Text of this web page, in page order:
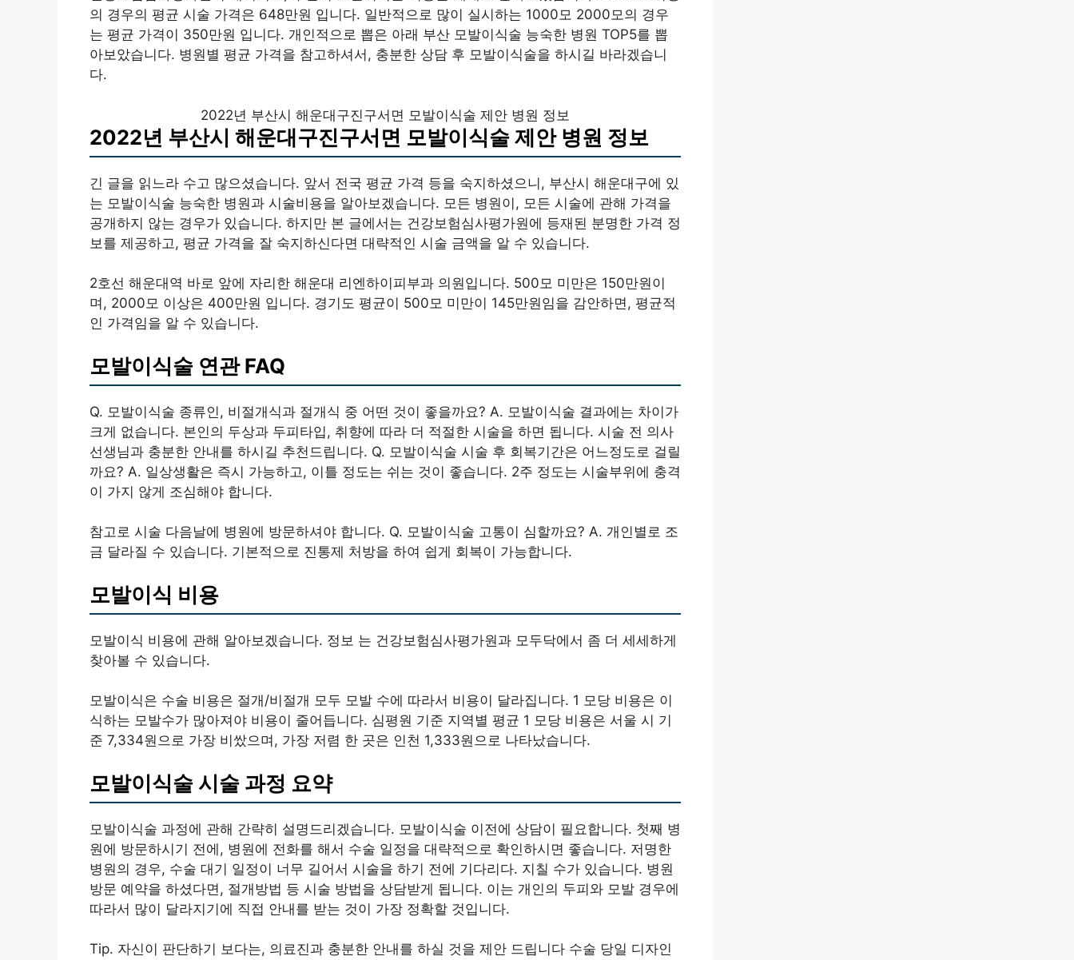
의 경우의 평균 시술 가격은 648만원 입니다. 일반적으로 많이 실시하는 1000모 2000모의 경우
는 평균 가격이 350만원 입니다. 개인적으로 뽑은 아래 부산 모발이식술 능숙한 병원 TOP5를 뽑
아보았습니다. 병원별 평균 가격을 참고하셔서, 충분한 상담 후 모발이식술을 하시길 바라겠습니
다.
2022년 부산시 해운대구진구서면 모발이식술 제안 병원 정보
2022년 부산시 해운대구진구서면 모발이식술 제안 병원 정보
긴 글을 읽느라 수고 많으셨습니다. 앞서 전국 평균 가격 등을 숙지하셨으니, 부산시 해운대구에 있
는 모발이식술 능숙한 병원과 시술비용을 알아보겠습니다. 모든 병원이, 모든 시술에 관해 가격을
공개하지 않는 경우가 있습니다. 하지만 본 글에서는 건강보험심사평가원에 등재된 분명한 가격 정
보를 제공하고, 평균 가격을 잘 숙지하신다면 대략적인 시술 금액을 알 수 있습니다.
2호선 해운대역 바로 앞에 자리한 해운대 리엔하이피부과 의원입니다. 500모 미만은 150만원이
며, 2000모 이상은 400만원 입니다. 경기도 평균이 500모 미만이 145만원임을 감안하면, 평균적
인 가격임을 알 수 있습니다.
모발이식술 연관 FAQ
Q. 모발이식술 종류인, 비절개식과 절개식 중 어떤 것이 좋을까요? A. 모발이식술 결과에는 차이가
크게 없습니다. 본인의 두상과 두피타입, 취향에 따라 더 적절한 시술을 하면 됩니다. 시술 전 의사
선생님과 충분한 안내를 하시길 추천드립니다. Q. 모발이식술 시술 후 회복기간은 어느정도로 걸릴
까요? A. 일상생활은 즉시 가능하고, 이틀 정도는 쉬는 것이 좋습니다. 2주 정도는 시술부위에 충격
이 가지 않게 조심해야 합니다.
참고로 시술 다음날에 병원에 방문하셔야 합니다. Q. 모발이식술 고통이 심할까요? A. 개인별로 조
금 달라질 수 있습니다. 기본적으로 진통제 처방을 하여 쉽게 회복이 가능합니다.
모발이식 비용
모발이식 비용에 관해 알아보겠습니다. 정보 는 건강보험심사평가원과 모두닥에서 좀 더 세세하게
찾아볼 수 있습니다.
모발이식은 수술 비용은 절개/비절개 모두 모발 수에 따라서 비용이 달라집니다. 1 모당 비용은 이
식하는 모발수가 많아져야 비용이 줄어듭니다. 심평원 기준 지역별 평균 1 모당 비용은 서울 시 기
준 7,334원으로 가장 비쌌으며, 가장 저렴 한 곳은 인천 1,333원으로 나타났습니다.
모발이식술 시술 과정 요약
모발이식술 과정에 관해 간략히 설명드리겠습니다. 모발이식술 이전에 상담이 필요합니다. 첫째 병
원에 방문하시기 전에, 병원에 전화를 해서 수술 일정을 대략적으로 확인하시면 좋습니다. 저명한
병원의 경우, 수술 대기 일정이 너무 길어서 시술을 하기 전에 기다리다. 지칠 수가 있습니다. 병원
방문 예약을 하셨다면, 절개방법 등 시술 방법을 상담받게 됩니다. 이는 개인의 두피와 모발 경우에
따라서 많이 달라지기에 직접 안내를 받는 것이 가장 정확할 것입니다.
Tip. 자신이 판단하기 보다는, 의료진과 충분한 안내를 하실 것을 제안 드립니다 수술 당일 디자인